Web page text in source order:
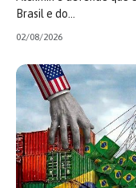
Brasil e do…
02/08/2026